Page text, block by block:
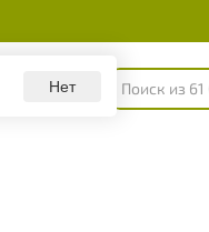
Нет
Каталог